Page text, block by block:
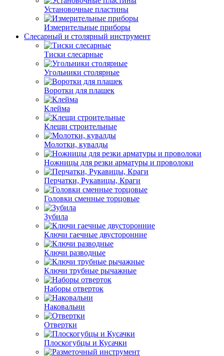
Установочные пластины
Измерительные приборы
Слесарный и столярный инструмент
Тиски слесарные
Угольники столярные
Воротки для плашек
Клейма
Клещи строительные
Молотки, кувалды
Ножницы для резки арматуры и проволоки
Перчатки, Рукавицы, Краги
Головки сменные торцовые
Зубила
Ключи гаечные двусторонние
Ключи разводные
Ключи трубные рычажные
Наборы отверток
Наковальни
Отвертки
Плоскогубцы и Кусачки